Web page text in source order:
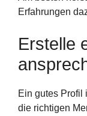
Erfahrungen
Erstelle
Ein gutes Profil
die richtigen